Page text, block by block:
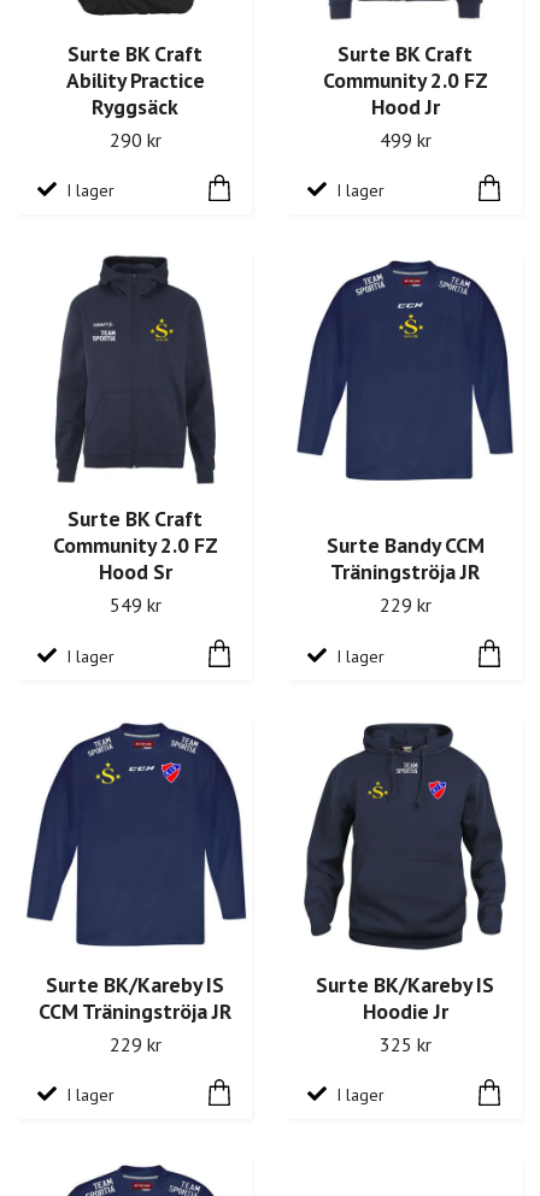
Surte BK Craft
Ability Practice
Ryggsäck
290 kr
I lager
Surte BK Craft
Community 2.0 FZ
Hood Jr
499 kr
I lager
Surte BK Craft
Community 2.0 FZ
Hood Sr
549 kr
I lager
Surte Bandy CCM
Träningströja JR
229 kr
I lager
Surte BK/Kareby IS
CCM Träningströja JR
229 kr
I lager
Surte BK/Kareby IS
Hoodie Jr
325 kr
I lager